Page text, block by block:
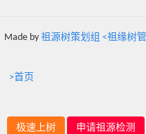
Made by 祖源树策划组 <祖缘树
>首页
极速上树 申请祖源检测